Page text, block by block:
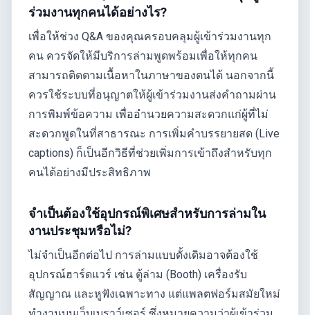
ร่วมงานทุกคนได้อย่างไร?
เพื่อให้ช่วง Q&A ของคุณครอบคลุมผู้เข้าร่วมงานทุก
คน ควรจัดให้มีบริการล่ามพูดพร้อมเพื่อให้ทุกคน
สามารถติดตามเนื้อหาในภาษาของตนได้ นอกจากนี้
ควรใช้ระบบที่อนุญาตให้ผู้เข้าร่วมงานส่งคำถามผ่าน
การพิมพ์ข้อความ เพื่ออำนวยความสะดวกแก่ผู้ที่ไม่
สะดวกพูดในที่สาธารณะ การเพิ่มคำบรรยายสด (Live
captions) ก็เป็นอีกวิธีที่ช่วยเพิ่มการเข้าถึงสำหรับทุก
คนได้อย่างมีประสิทธิภาพ
จำเป็นต้องใช้อุปกรณ์พิเศษสำหรับการล่ามใน
งานประชุมหรือไม่?
ไม่จำเป็นอีกต่อไป การล่ามแบบดั้งเดิมอาจต้องใช้
อุปกรณ์ฮาร์ดแวร์ เช่น ตู้ล่าม (Booth) เครื่องรับ
สัญญาณ และหูฟังเฉพาะทาง แต่แพลตฟอร์มสมัยใหม่